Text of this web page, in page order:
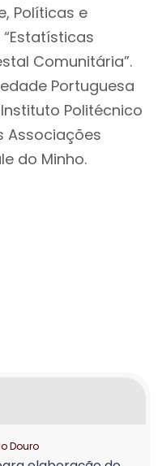
Políticas e
Comunitária”.
Portuguesa
Politécnico
Associações
do Minho.
Douro